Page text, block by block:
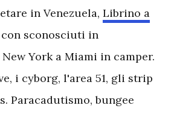
in Venezuela, Librino a
sconosciuti in
York a Miami in camper.
i cyborg, l'area 51, gli strip
Paracadutismo, bungee